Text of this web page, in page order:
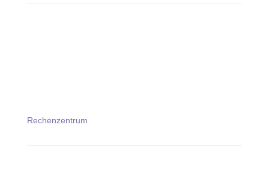
Rechenzentrum